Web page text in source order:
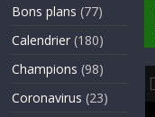
Bons plans (77)
Calendrier (180)
Champions (98)
Coronavirus (23)